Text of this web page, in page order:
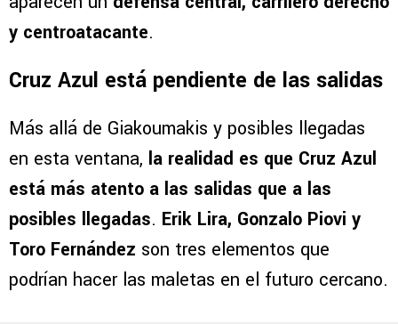
y centroatacante.
Cruz Azul está pendiente de las salidas
Más allá de Giakoumakis y posibles llegadas
en esta ventana, la realidad es que Cruz Azul
está más atento a las salidas que a las
posibles llegadas. Erik Lira, Gonzalo Piovi y
Toro Fernández son tres elementos que
podrían hacer las maletas en el futuro cercano.